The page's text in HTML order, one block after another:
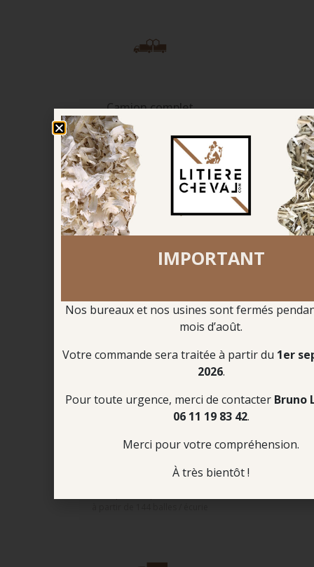
Camion complet
8 palettes par écurie
à partir de 288 balles / écurie
à partir de 180 balles / écurie
IMPORTANT
Nos bureaux et nos usines sont fermés
mois d’août.
Votre commande sera traitée à partir du 1er
2026.
Pour toute urgence, merci de contacter Bruno
06 11 19 83 42.
Merci pour votre compréhension.
À très bientôt !